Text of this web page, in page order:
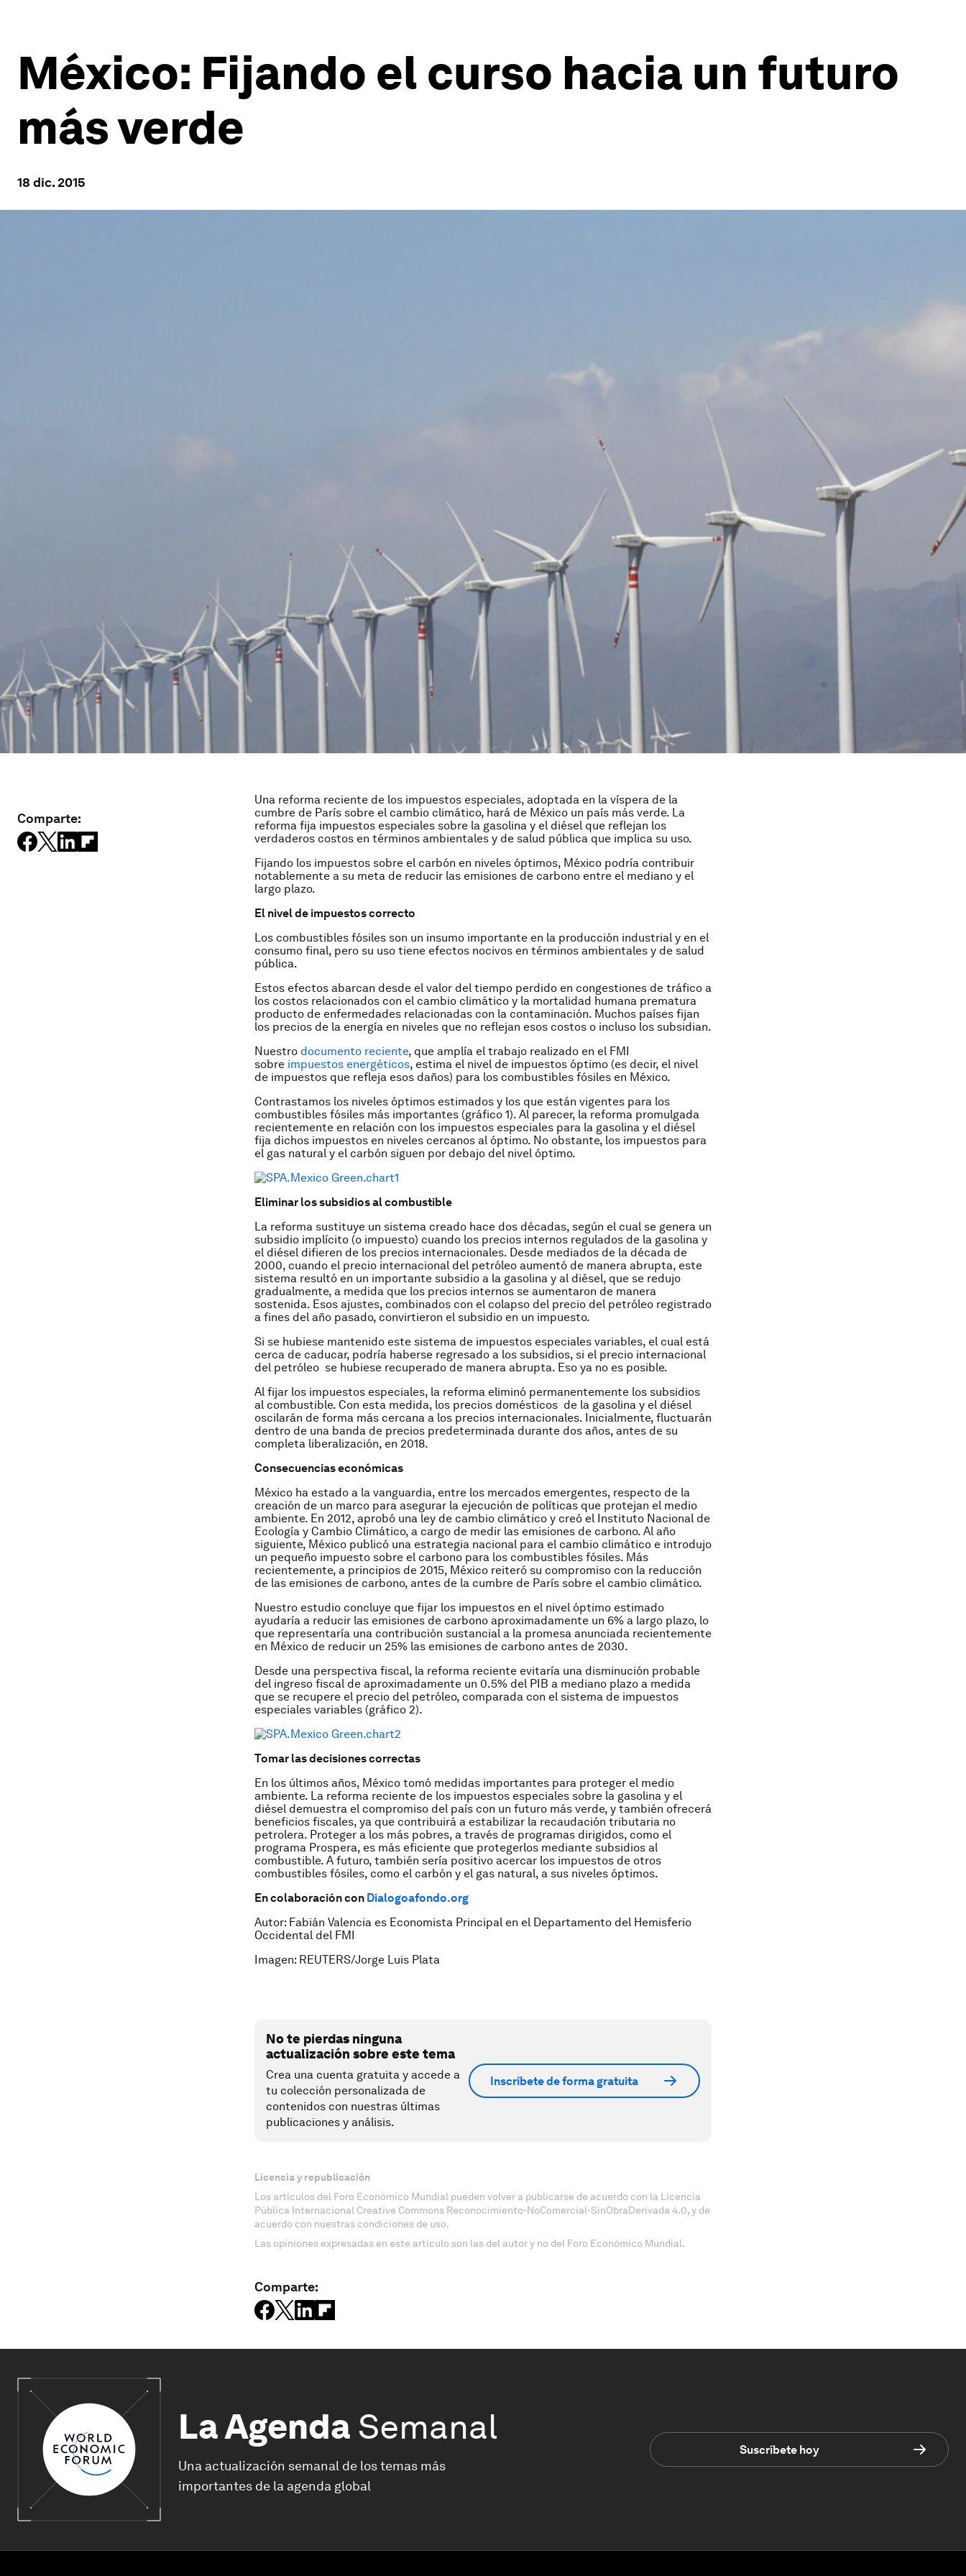
México: Fijando el curso hacia un futuro
más verde
18 dic. 2015
Comparte:
Una reforma reciente de los impuestos especiales, adoptada en la víspera de la
cumbre de París sobre el cambio climático, hará de México un país más verde. La
reforma fija impuestos especiales sobre la gasolina y el diésel que reflejan los
verdaderos costos en términos ambientales y de salud pública que implica su uso.
Fijando los impuestos sobre el carbón en niveles óptimos, México podría contribuir
notablemente a su meta de reducir las emisiones de carbono entre el mediano y el
largo plazo.
El nivel de impuestos correcto
Los combustibles fósiles son un insumo importante en la producción industrial y en el
consumo final, pero su uso tiene efectos nocivos en términos ambientales y de salud
pública.
Estos efectos abarcan desde el valor del tiempo perdido en congestiones de tráfico a
los costos relacionados con el cambio climático y la mortalidad humana prematura
producto de enfermedades relacionadas con la contaminación. Muchos países fijan
los precios de la energía en niveles que no reflejan esos costos o incluso los subsidian.
Nuestro documento reciente, que amplía el trabajo realizado en el FMI
sobre impuestos energéticos, estima el nivel de impuestos óptimo (es decir, el nivel
de impuestos que refleja esos daños) para los combustibles fósiles en México.
Contrastamos los niveles óptimos estimados y los que están vigentes para los
combustibles fósiles más importantes (gráfico 1). Al parecer, la reforma promulgada
recientemente en relación con los impuestos especiales para la gasolina y el diésel
fija dichos impuestos en niveles cercanos al óptimo. No obstante, los impuestos para
el gas natural y el carbón siguen por debajo del nivel óptimo.
Eliminar los subsidios al combustible
La reforma sustituye un sistema creado hace dos décadas, según el cual se genera un
subsidio implícito (o impuesto) cuando los precios internos regulados de la gasolina y
el diésel difieren de los precios internacionales. Desde mediados de la década de
2000, cuando el precio internacional del petróleo aumentó de manera abrupta, este
sistema resultó en un importante subsidio a la gasolina y al diésel, que se redujo
gradualmente, a medida que los precios internos se aumentaron de manera
sostenida. Esos ajustes, combinados con el colapso del precio del petróleo registrado
a fines del año pasado, convirtieron el subsidio en un impuesto.
Si se hubiese mantenido este sistema de impuestos especiales variables, el cual está
cerca de caducar, podría haberse regresado a los subsidios, si el precio internacional
del petróleo se hubiese recuperado de manera abrupta. Eso ya no es posible.
Al fijar los impuestos especiales, la reforma eliminó permanentemente los subsidios
al combustible. Con esta medida, los precios domésticos de la gasolina y el diésel
oscilarán de forma más cercana a los precios internacionales. Inicialmente, fluctuarán
dentro de una banda de precios predeterminada durante dos años, antes de su
completa liberalización, en 2018.
Consecuencias económicas
México ha estado a la vanguardia, entre los mercados emergentes, respecto de la
creación de un marco para asegurar la ejecución de políticas que protejan el medio
ambiente. En 2012, aprobó una ley de cambio climático y creó el Instituto Nacional de
Ecología y Cambio Climático, a cargo de medir las emisiones de carbono. Al año
siguiente, México publicó una estrategia nacional para el cambio climático e introdujo
un pequeño impuesto sobre el carbono para los combustibles fósiles. Más
recientemente, a principios de 2015, México reiteró su compromiso con la reducción
de las emisiones de carbono, antes de la cumbre de París sobre el cambio climático.
Nuestro estudio concluye que fijar los impuestos en el nivel óptimo estimado
ayudaría a reducir las emisiones de carbono aproximadamente un 6% a largo plazo, lo
que representaría una contribución sustancial a la promesa anunciada recientemente
en México de reducir un 25% las emisiones de carbono antes de 2030.
Desde una perspectiva fiscal, la reforma reciente evitaría una disminución probable
del ingreso fiscal de aproximadamente un 0.5% del PIB a mediano plazo a medida
que se recupere el precio del petróleo, comparada con el sistema de impuestos
especiales variables (gráfico 2).
Tomar las decisiones correctas
En los últimos años, México tomó medidas importantes para proteger el medio
ambiente. La reforma reciente de los impuestos especiales sobre la gasolina y el
diésel demuestra el compromiso del país con un futuro más verde, y también ofrecerá
beneficios fiscales, ya que contribuirá a estabilizar la recaudación tributaria no
petrolera. Proteger a los más pobres, a través de programas dirigidos, como el
programa Prospera, es más eficiente que protegerlos mediante subsidios al
combustible. A futuro, también sería positivo acercar los impuestos de otros
combustibles fósiles, como el carbón y el gas natural, a sus niveles óptimos.
En colaboración con Dialogoafondo.org
Autor: Fabián Valencia es Economista Principal en el Departamento del Hemisferio
Occidental del FMI
Imagen: REUTERS/Jorge Luis Plata
No te pierdas ninguna
actualización sobre este tema
Crea una cuenta gratuita y accede a
tu colección personalizada de
contenidos con nuestras últimas
publicaciones y análisis.
Inscríbete de forma gratuita
Licencia y republicación
Los artículos del Foro Económico Mundial pueden volver a publicarse de acuerdo con la Licencia
Pública Internacional Creative Commons Reconocimiento-NoComercial-SinObraDerivada 4.0, y de
acuerdo con nuestras condiciones de uso.
Las opiniones expresadas en este artículo son las del autor y no del Foro Económico Mundial.
Comparte:
La Agenda Semanal
Una actualización semanal de los temas más
importantes de la agenda global
Suscríbete hoy